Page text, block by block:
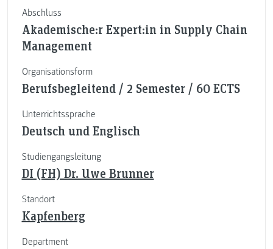
Abschluss
Akademische:r Expert:in in Supply Chain
Management
Organisationsform
Berufsbegleitend / 2 Semester / 60 ECTS
Unterrichtssprache
Deutsch und Englisch
Studiengangsleitung
DI (FH) Dr. Uwe Brunner
Standort
Kapfenberg
Department